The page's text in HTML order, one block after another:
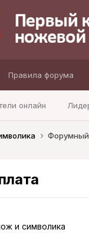
онлайн
Правила форума
Форумный
и символика